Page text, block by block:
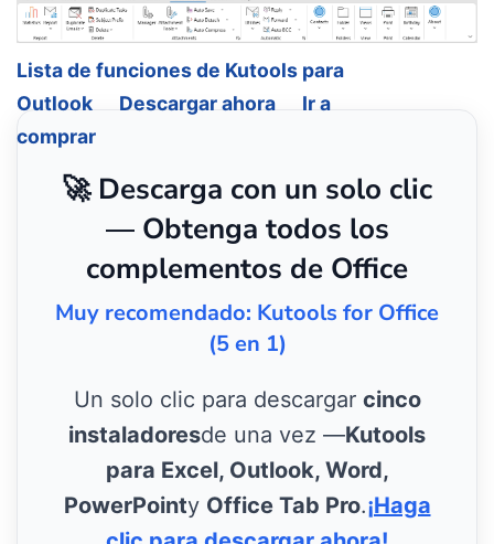
Lista de funciones de Kutools para
Outlook
Descargar ahora
Ir a
comprar
🚀 Descarga con un solo clic
— Obtenga todos los
complementos de Office
Muy recomendado: Kutools for Office
(5 en 1)
Un solo clic para descargar cinco
instaladoresde una vez —Kutools
para Excel, Outlook, Word,
PowerPointy Office Tab Pro.¡Haga